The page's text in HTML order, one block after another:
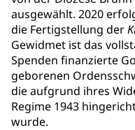
ausgewählt. 2020
die Fertigstellung der
Gewidmet ist das
Spenden finanzierte
geborenen
die aufgrund ihres
Regime 1943
wurde.